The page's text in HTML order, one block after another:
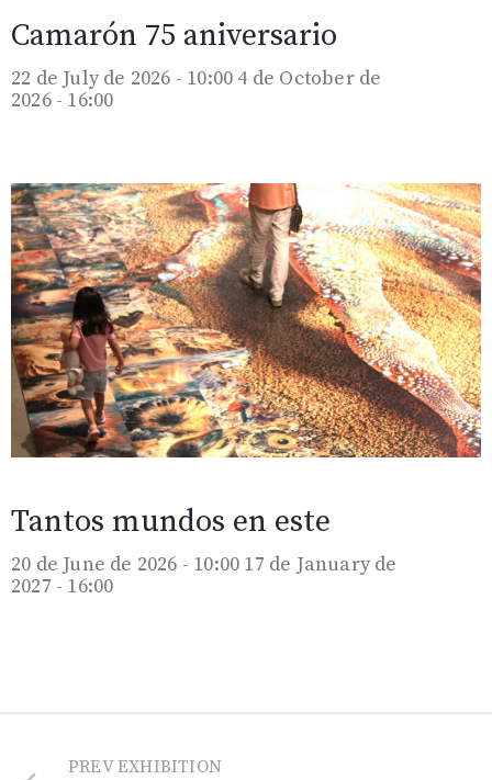
Camarón 75 aniversario
22 de July de 2026 - 10:00 4 de October de
2026 - 16:00
Tantos mundos en este
20 de June de 2026 - 10:00 17 de January de
2027 - 16:00
PREV EXHIBITION